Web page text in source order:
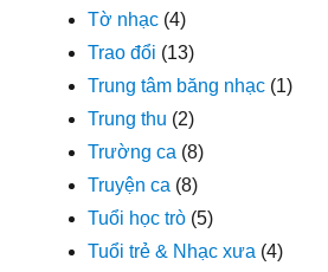
Tờ nhạc (4)
Trao đổi (13)
Trung tâm băng nhạc (1)
Trung thu (2)
Trường ca (8)
Truyện ca (8)
Tuổi học trò (5)
Tuổi trẻ & Nhạc xưa (4)